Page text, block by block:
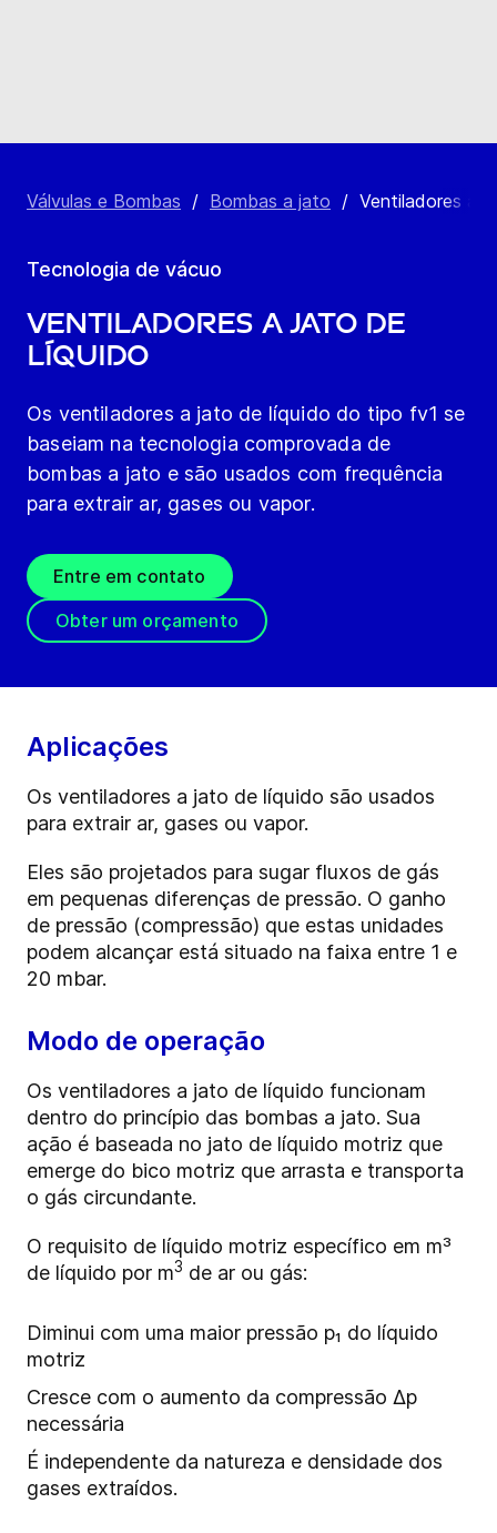
Válvulas e Bombas / Bombas a jato / Ventiladores a
Tecnologia de vácuo
Ventiladores a jato de
líquido
Os ventiladores a jato de líquido do tipo fv1 se
baseiam na tecnologia comprovada de
bombas a jato e são usados com frequência
para extrair ar, gases ou vapor.
Entre em contato
Obter um orçamento
Aplicações
Os ventiladores a jato de líquido são usados
para extrair ar, gases ou vapor.
Eles são projetados para sugar fluxos de gás
em pequenas diferenças de pressão. O ganho
de pressão (compressão) que estas unidades
podem alcançar está situado na faixa entre 1 e
20 mbar.
Modo de operação
Os ventiladores a jato de líquido funcionam
dentro do princípio das bombas a jato. Sua
ação é baseada no jato de líquido motriz que
emerge do bico motriz que arrasta e transporta
o gás circundante.
O requisito de líquido motriz específico em m³
de líquido por m3 de ar ou gás:
Diminui com uma maior pressão p₁ do líquido
motriz
Cresce com o aumento da compressão ∆p
necessária
É independente da natureza e densidade dos
gases extraídos.